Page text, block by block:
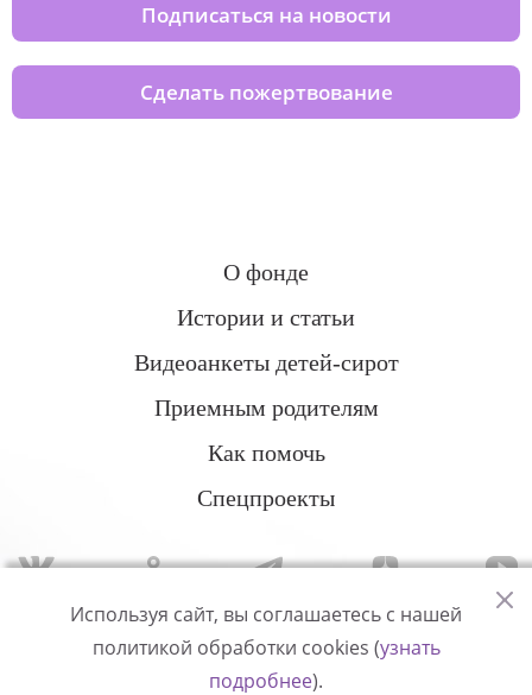
Подписаться на новости
Сделать пожертвование
О фонде
Истории и статьи
Видеоанкеты детей-сирот
Приемным родителям
Как помочь
Спецпроекты
Политика конфиденциальности
Используя сайт, вы соглашаетесь с нашей
политикой обработки cookies (узнать
подробнее).